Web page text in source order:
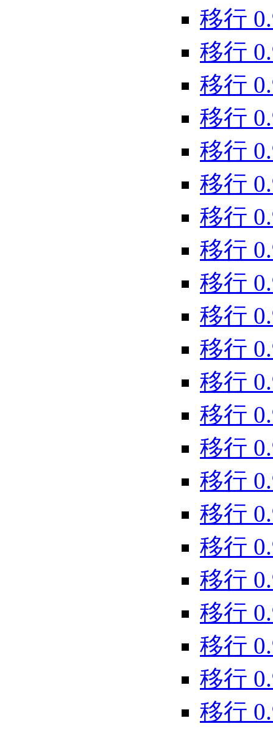
移行
移行
移行
移行
移行
移行
移行
移行
移行
移行
移行
移行
移行
移行
移行
移行
移行
移行
移行
移行
移行
移行